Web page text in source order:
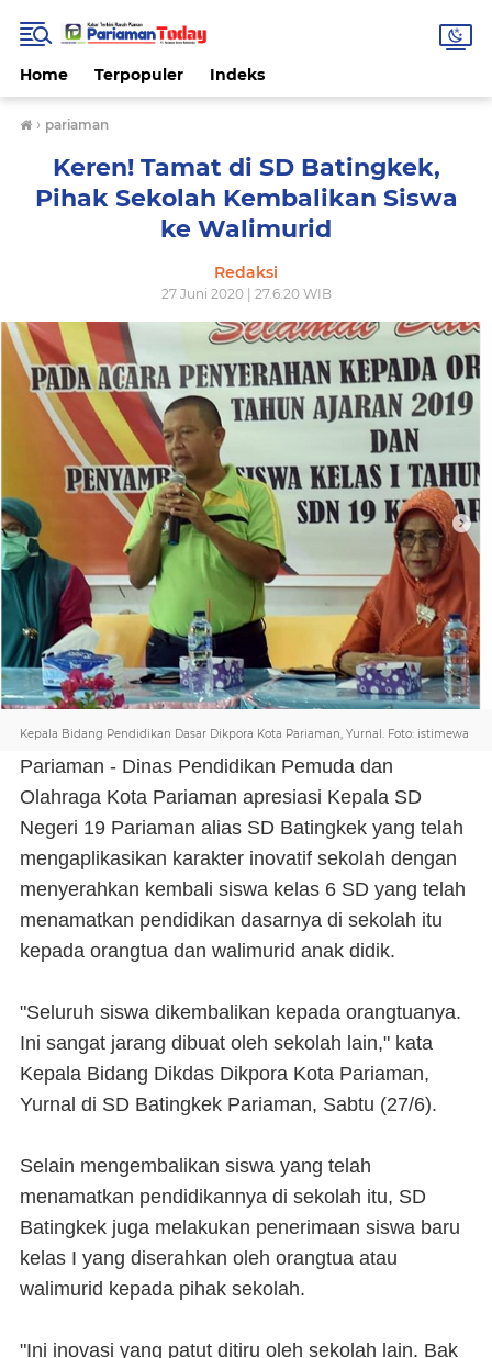
Home Terpopuler Indeks
› pariaman
Keren! Tamat di SD Batingkek,
Pihak Sekolah Kembalikan Siswa
ke Walimurid
Redaksi
27 Juni 2020 | 27.6.20 WIB
Kepala Bidang Pendidikan Dasar Dikpora Kota Pariaman, Yurnal. Foto: istimewa
Pariaman - Dinas Pendidikan Pemuda dan
Olahraga Kota Pariaman apresiasi Kepala SD
Negeri 19 Pariaman alias SD Batingkek yang telah
mengaplikasikan karakter inovatif sekolah dengan
menyerahkan kembali siswa kelas 6 SD yang telah
menamatkan pendidikan dasarnya di sekolah itu
kepada orangtua dan walimurid anak didik.
"Seluruh siswa dikembalikan kepada orangtuanya.
Ini sangat jarang dibuat oleh sekolah lain," kata
Kepala Bidang Dikdas Dikpora Kota Pariaman,
Yurnal di SD Batingkek Pariaman, Sabtu (27/6).
Selain mengembalikan siswa yang telah
menamatkan pendidikannya di sekolah itu, SD
Batingkek juga melakukan penerimaan siswa baru
kelas I yang diserahkan oleh orangtua atau
walimurid kepada pihak sekolah.
"Ini inovasi yang patut ditiru oleh sekolah lain. Bak